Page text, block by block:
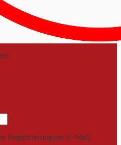
Registrierung per E-Mail.